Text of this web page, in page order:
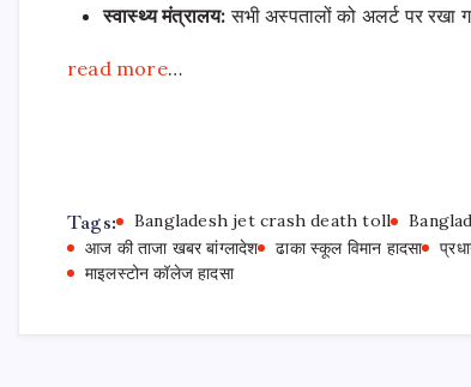
स्वास्थ्य मंत्रालय: सभी अस्पतालों को अलर्ट पर रखा
read more…
Tags: Bangladesh jet crash death toll
आज की ताजा खबर बांग्लादेश
ढाका स्कूल विमान हादसा
माइलस्टोन कॉलेज हादसा